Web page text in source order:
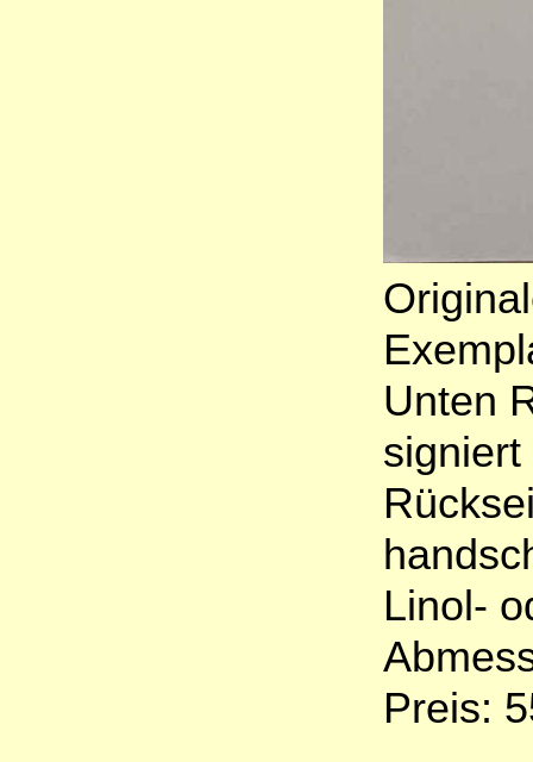
Unten
signiert
Linol-
Preis: